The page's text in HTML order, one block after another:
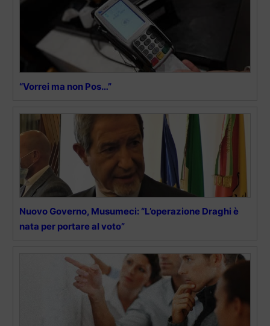
“Vorrei ma non Pos…”
Nuovo Governo, Musumeci: “L’operazione Draghi è
nata per portare al voto”